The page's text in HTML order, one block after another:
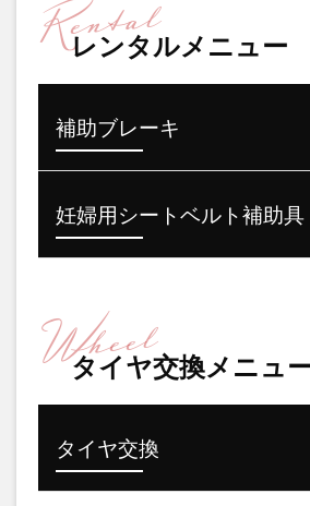
レンタルメニュー
補助ブレーキ
妊婦用シートベルト補助具
タイヤ交換メニュ
タイヤ交換